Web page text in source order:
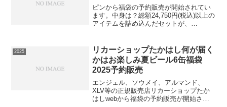
ピンから福袋の予約販売が開始されてい
ます。中身は？総額24,750円(税込)以上の
アイテムを詰め込んだセットが、
み！【Ｔ-ｏｎティーオン】⇒福袋の在庫
確認をしてみるこ...
2025
リカーショップたかはし何が届く
かはお楽しみ夏ビール6缶福袋
2025予約販売
エンジェル、ソウメイ、アルマンド、
XLV等の正規販売店リカーショップたか
はしwebから福袋の予約販売が開始され